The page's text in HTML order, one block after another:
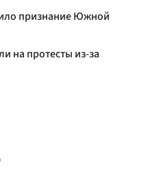
признание Южной
на протесты из-за